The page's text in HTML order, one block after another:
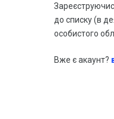
до списку (в
особистого
Вже є акаунт?